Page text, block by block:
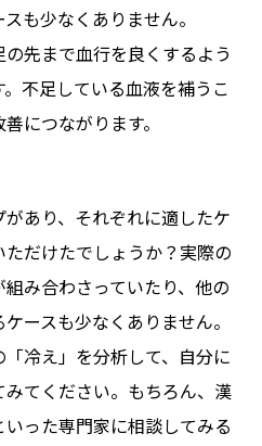
も少なくありません。
先まで血行を良くするよう
不足している血液を補うこ
につながります。
あり、それぞれに適したケ
だけたでしょうか？実際の
み合わさっていたり、他の
ースも少なくありません。
冷え」を分析して、自分に
てください。もちろん、漢
った専門家に相談してみる